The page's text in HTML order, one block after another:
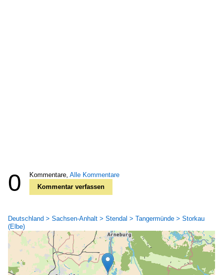
0 Kommentare, Alle Kommentare
Kommentar verfassen
Deutschland > Sachsen-Anhalt > Stendal > Tangermünde > Storkau
(Elbe)